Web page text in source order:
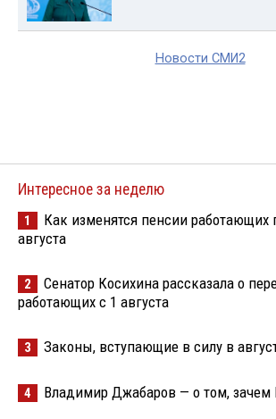
Новости СМИ2
Интересное за неделю
1
Как изменятся пенсии работающих
августа
2
Сенатор Косихина рассказала о
работающих с 1 августа
3 Законы, вступающие в силу в
4 Владимир Джабаров — о том, зачем